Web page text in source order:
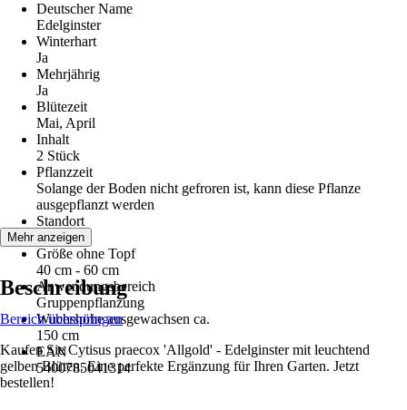
Deutscher Name
Edelginster
Winterhart
Ja
Mehrjährig
Ja
Blütezeit
Mai, April
Inhalt
2 Stück
Pflanzzeit
Solange der Boden nicht gefroren ist, kann diese Pflanze
ausgepflanzt werden
Standort
Sonne
Größe ohne Topf
40 cm - 60 cm
Anwendungsbereich
Gruppenpflanzung
Wuchshöhe ausgewachsen ca.
150 cm
EAN
5400785041314
Mehr anzeigen
Beschreibung
Bereich überspringen
Kaufen Sie Cytisus praecox 'Allgold' - Edelginster mit leuchtend
gelben Blüten. Eine perfekte Ergänzung für Ihren Garten. Jetzt
bestellen!